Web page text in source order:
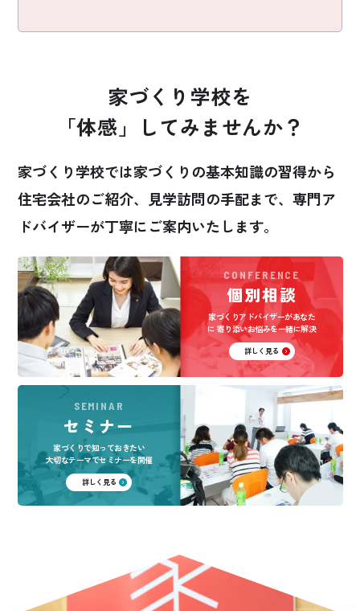
家づくり学校を
「体感」してみませんか？
家づくり学校では家づくりの基本知識の習得から
住宅会社のご紹介、見学訪問の手配まで、 専門ア
ドバイザーが丁寧にご案内いたします。
CONFERENCE
個別相談
家づくりアドバイザーがあなた
に 寄り添いお悩みを一緒に解決
詳しく見る
SEMINAR
セミナー
家づくりで知っておきたい
大切なテーマでセミナーを開催
詳しく見る